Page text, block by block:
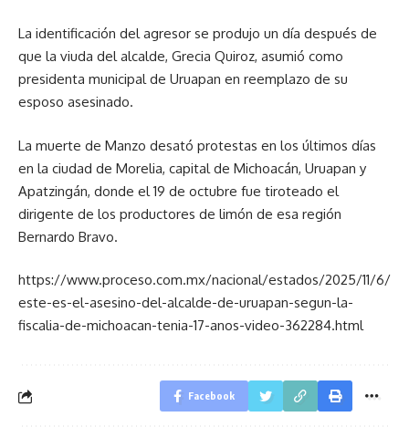
La identificación del agresor se produjo un día después de
que la viuda del alcalde, Grecia Quiroz, asumió como
presidenta municipal de Uruapan en reemplazo de su
esposo asesinado.
La muerte de Manzo desató protestas en los últimos días
en la ciudad de Morelia, capital de Michoacán, Uruapan y
Apatzingán, donde el 19 de octubre fue tiroteado el
dirigente de los productores de limón de esa región
Bernardo Bravo.
https://www.proceso.com.mx/nacional/estados/2025/11/6/
este-es-el-asesino-del-alcalde-de-uruapan-segun-la-
fiscalia-de-michoacan-tenia-17-anos-video-362284.html
Facebook